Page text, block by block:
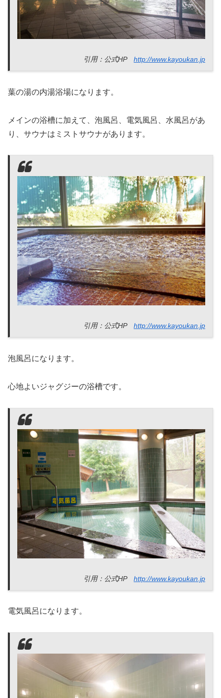
引用：公式HP http://www.kayoukan.jp
葉の湯の内湯浴場になります。
メインの浴槽に加えて、泡風呂、電気風呂、水風呂があ
り、サウナはミストサウナがあります。
引用：公式HP http://www.kayoukan.jp
泡風呂になります。
心地よいジャグジーの浴槽です。
引用：公式HP http://www.kayoukan.jp
電気風呂になります。